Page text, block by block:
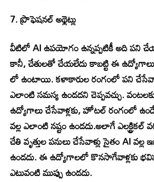
7. ప్రొఫెషనల్ అథ్లెట్లు
వీటిలో AI ఉపయోగం ఉన్నప్పటికీ అది పని
కానీ, చేతులతో చేయలేదు కాబట్టి ఈ
లో ఉంటాయి. కళాకారుల రంగంలో పని
ఎలాంటి సమస్య ఉండదని చెప్పవచ్చు.
ఉద్యోగాలు చేసేవాళ్లకు, హోటల్ రంగంలో
వల్ల ఎలాంటి నష్టం ఉండదు.అలాగే ఎలక్ట్రికల్
చేతి వృత్తుల పనులు చేసేవాళ్లు సైతం AI వల్ల
ఉండదు. ఈ ఉద్యోగాలలో కొనసాగేవాళ్లకు
ఎటువంటి ముప్పు ఉండదు.